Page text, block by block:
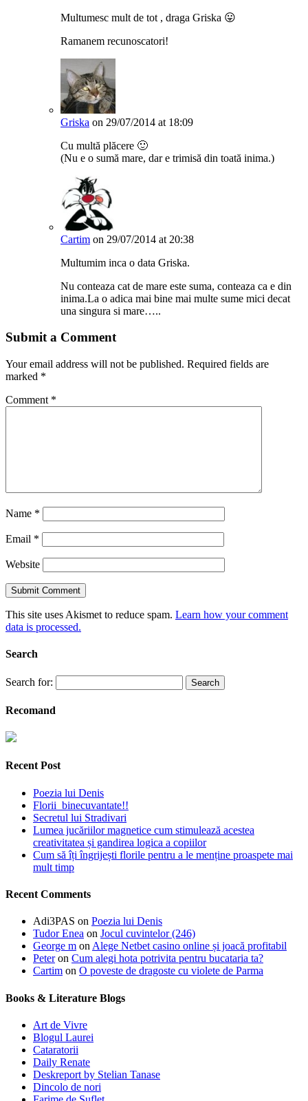
Multumesc mult de tot , draga Griska 😛
Ramanem recunoscatori!
Griska on 29/07/2014 at 18:09
Cu multă plăcere 🙂
(Nu e o sumă mare, dar e trimisă din toată inima.)
Cartim on 29/07/2014 at 20:38
Multumim inca o data Griska.
Nu conteaza cat de mare este suma, conteaza ca e din
inima.La o adica mai bine mai multe sume mici decat
una singura si mare…..
Submit a Comment
Your email address will not be published. Required fields are
marked *
Comment *
Name *
Email *
Website
This site uses Akismet to reduce spam. Learn how your comment
data is processed.
Search
Search for:
Recomand
Recent Post
Poezia lui Denis
Florii binecuvantate!!
Secretul lui Stradivari
Lumea jucăriilor magnetice cum stimulează acestea
creativitatea și gandirea logica a copiilor
Cum să îți îngrijești florile pentru a le menține proaspete mai
mult timp
Recent Comments
Adi3PAS on Poezia lui Denis
Tudor Enea on Jocul cuvintelor (246)
George m on Alege Netbet casino online și joacă profitabil
Peteron Cum alegi hota potrivita pentru bucataria ta?
Cartim on O poveste de dragoste cu violete de Parma
Books & Literature Blogs
Art de Vivre
Blogul Laurei
Cataratorii
Daily Renate
Deskreport by Stelian Tanase
Dincolo de nori